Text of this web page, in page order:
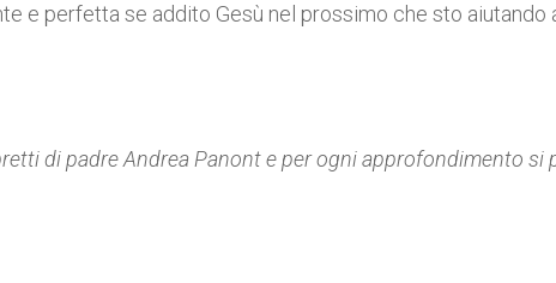
e perfetta se addito Gesù nel prossimo che sto aiutando
di padre Andrea Panont e per ogni approfondimento si